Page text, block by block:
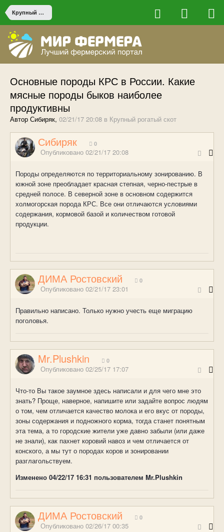
Крупный рогатый скот
Основные породы КРС в России. Какие
мясные породы быков наиболее
продуктивны
Автор Сибиряк, 02/21/17 20:08 в Крупный рогатый скот
Сибиряк 0
Опубликовано 02/21/17 20:08
Породы определяются по территориальному зонированию. В
южной зоне преобладает красная степная, черно-пестрые в
средней полосе. В северной зоне в основном содержится
холмогорская порода КРС. Все они отличаются условиями
содержания, кормовой базой и количеством готовой
продукции.
ДИМА Ростовский 0
Опубликовано 02/21/17 23:01
Правильно написано. Только нужно учесть еще миграцию
поголовья.
Mr.Plushkin 0
Опубликовано 02/25/17 17:07
Что-то Вы такое заумное здесь написали и для чего мне это
знать? Проще, наверное, напишите или задайте вопрос людям
о том, чем отличается качество молока и его вкус от породы,
зоны содержания и подножного корма, тогда станет понятным
эта тема, а то городские жители уже давно забыли (или даже
не знали), как пахнет коровий навоз и чем отличается от
конского, а мы тут о породах коров и зонировании
разглагольствуем.
Изменено 04/22/17 16:31 пользователем Mr.Plushkin
ДИМА Ростовский 0
Опубликовано 02/26/17 00:35